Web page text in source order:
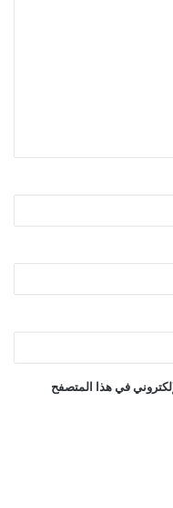
في هذا المتصفح